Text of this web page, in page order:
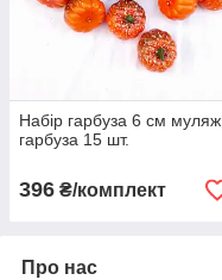
Набір гарбуза 6 см муляж
гарбуза 15 шт.
396 ₴/комплект
Про нас